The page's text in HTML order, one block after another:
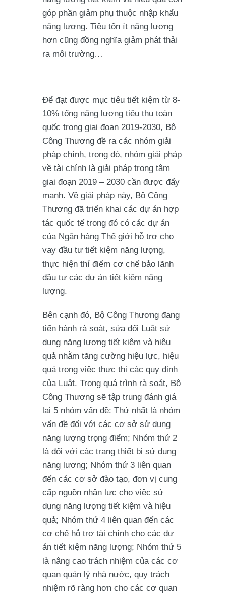
góp phần giảm phụ thuộc nhập khẩu
năng lượng. Tiêu tốn ít năng lượng
hơn cũng đồng nghĩa giảm phát thải
ra môi trường…
Để đạt được mục tiêu tiết kiệm từ 8-
10% tổng năng lượng tiêu thụ toàn
quốc trong giai đoạn 2019-2030, Bộ
Công Thương đề ra các nhóm giải
pháp chính, trong đó, nhóm giải pháp
về tài chính là giải pháp trọng tâm
giai đoạn 2019 – 2030 cần được đẩy
mạnh. Về giải pháp này, Bộ Công
Thương đã triển khai các dự án hợp
tác quốc tế trong đó có các dự án
của Ngân hàng Thế giới hỗ trợ cho
vay đầu tư tiết kiệm năng lượng,
thực hiện thí điểm cơ chế bảo lãnh
đầu tư các dự án tiết kiệm năng
lượng.
Bên cạnh đó, Bộ Công Thương đang
tiến hành rà soát, sửa đổi Luật sử
dụng năng lượng tiết kiệm và hiệu
quả nhằm tăng cường hiệu lực, hiệu
quả trong việc thực thi các quy định
của Luật. Trong quá trình rà soát, Bộ
Công Thương sẽ tập trung đánh giá
lại 5 nhóm vấn đề: Thứ nhất là nhóm
vấn đề đối với các cơ sở sử dụng
năng lượng trọng điểm; Nhóm thứ 2
là đối với các trang thiết bị sử dụng
năng lượng; Nhóm thứ 3 liên quan
đến các cơ sở đào tạo, đơn vị cung
cấp nguồn nhân lực cho việc sử
dụng năng lượng tiết kiệm và hiệu
quả; Nhóm thứ 4 liên quan đến các
cơ chế hỗ trợ tài chính cho các dự
án tiết kiệm năng lượng; Nhóm thứ 5
là nâng cao trách nhiệm của các cơ
quan quản lý nhà nước, quy trách
nhiệm rõ ràng hơn cho các cơ quan